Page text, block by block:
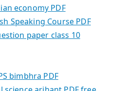
economy PDF
Speaking Course PDF
paper class 10
bimbhra PDF